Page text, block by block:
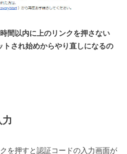
間以内に上のリンクを押さない
トされ始めからやり直しになるの
を押すと認証コードの入力画面が